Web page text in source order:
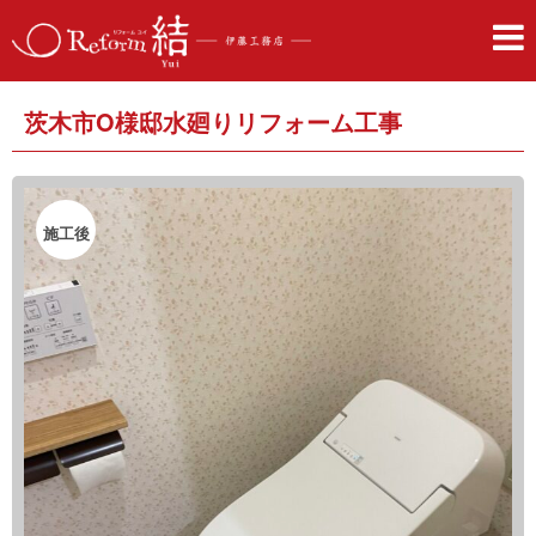
茨木市O様邸水廻りリフォーム工事
施工後